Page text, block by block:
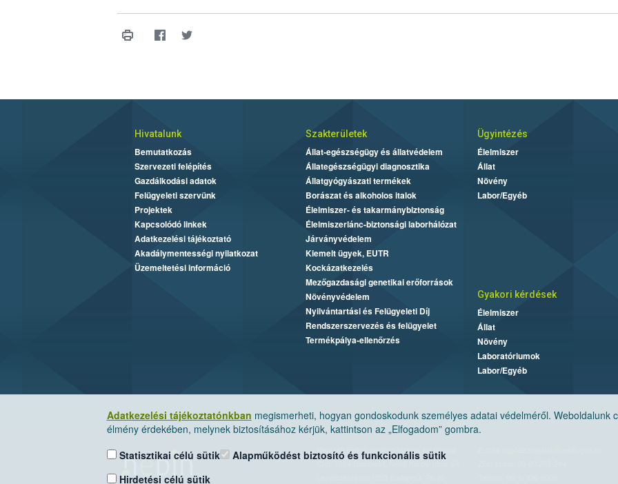
Adatkezelési tájékoztatónkban megismerheti, hogyan gondoskodunk személyes adatai védelméről. Weboldalunk
élmény érdekében, melynek biztosításához kérjük, kattintson az „Elfogadom” gombra.
Statisztikai célú sütik
Hirdetési célú sütik
Alapműködést biztosító és funkcionális sütik
Hivatalunk
Bemutatkozás
Szervezeti felépítés
Gazdálkodási adatok
Felügyeleti szervünk
Projektek
Kapcsolódó linkek
Adatkezelési tájékoztató
Akadálymentességi nyilatkozat
Üzemeltetési információ
Szakterületek
Állat-egészségügy és állatvédelem
Állategészségügyi diagnosztika
Állatgyógyászati termékek
Borászat és alkoholos italok
Élelmiszer- és takarmánybiztonság
Élelmiszerlánc-biztonsági laborhálózat
Járványvédelem
Kiemelt ügyek, EUTR
Kockázatkezelés
Mezőgazdasági genetikai erőforrások
Növényvédelem
Nyilvántartási és Felügyeleti Díj
Rendszerszervezés és felügyelet
Termékpálya-ellenőrzés
Ügyintézés
Élelmiszer
Állat
Növény
Labor/Egyéb
Gyakori kérdések
Élelmiszer
Állat
Növény
Laboratóriumok
Labor/Egyéb
Nemzeti Élelmiszerlánc-biztonsági Hivatal